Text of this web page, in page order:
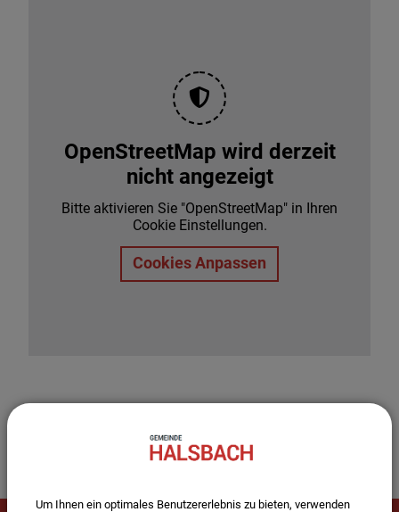
OpenStreetMap wird derzeit
nicht angezeigt
Bitte aktivieren Sie "OpenStreetMap" in Ihren
Cookie Einstellungen.
Cookies Anpassen
Um Ihnen ein optimales Benutzererlebnis zu bieten, verwenden